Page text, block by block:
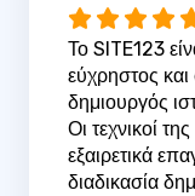
Το SITE123
εύχρηστος
δημιουργός
Οι τεχνικοί
εξαιρετικά
διαδικασία